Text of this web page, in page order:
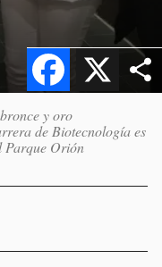
X
Facebook
y oro
de Biotecnología es
Parque Orión